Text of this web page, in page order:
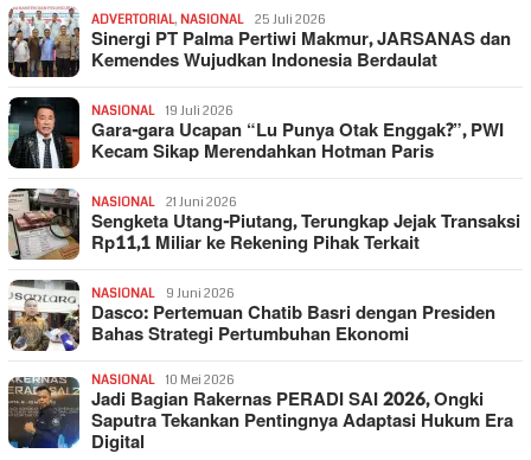
ADVERTORIAL, NASIONAL 25 Juli 2026
Sinergi PT Palma Pertiwi Makmur, JARSANAS dan
Kemendes Wujudkan Indonesia Berdaulat
NASIONAL 19 Juli 2026
Gara-gara Ucapan “Lu Punya Otak Enggak?”, PWI
Kecam Sikap Merendahkan Hotman Paris
NASIONAL 21 Juni 2026
Sengketa Utang-Piutang, Terungkap Jejak Transaksi
Rp11,1 Miliar ke Rekening Pihak Terkait
NASIONAL 9 Juni 2026
Dasco: Pertemuan Chatib Basri dengan Presiden
Bahas Strategi Pertumbuhan Ekonomi
NASIONAL 10 Mei 2026
Jadi Bagian Rakernas PERADI SAI 2026, Ongki
Saputra Tekankan Pentingnya Adaptasi Hukum Era
Digital